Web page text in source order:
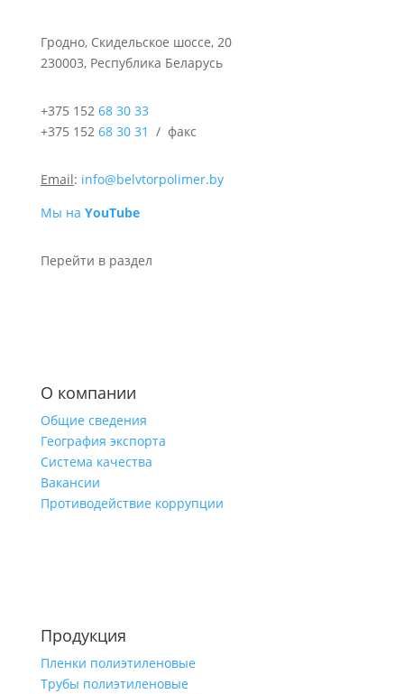
Гродно, Скидельское шоссе, 20
230003, Республика Беларусь
+375 152 68 30 33
+375 152 68 30 31 / факс
Email: info@belvtorpolimer.by
Мы на YouTube
Перейти в раздел
О компании
Общие сведения
География экспорта
Система качества
Вакансии
Противодействие коррупции
Продукция
Пленки полиэтиленовые
Трубы полиэтиленовые